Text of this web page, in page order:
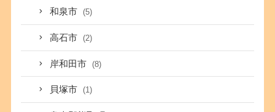
和泉市 (5)
高石市 (2)
岸和田市 (8)
貝塚市 (1)